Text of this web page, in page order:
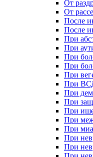
От
От
После
После
При
При
При
При
При
При
При
При
При
При
При
При
При